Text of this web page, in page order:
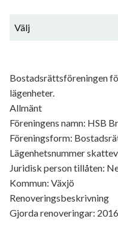
Välj
Bostadsrättsföreningen
lägenheter.
Allmänt
Föreningens namn: HSB
Föreningsform:
Lägenhetsnummer
Juridisk person tillåten:
Kommun: Växjö
Renoveringsbeskrivning
Gjorda renoveringar: